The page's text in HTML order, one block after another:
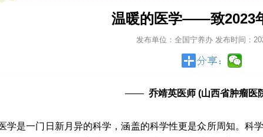
温暖的医学——致2023
发布单位：全国宁养办 发布时间：
—— 乔靖英医师 (山西省肿瘤医
学是一门日新月异的科学，涵盖的科学性更是众所周知。科